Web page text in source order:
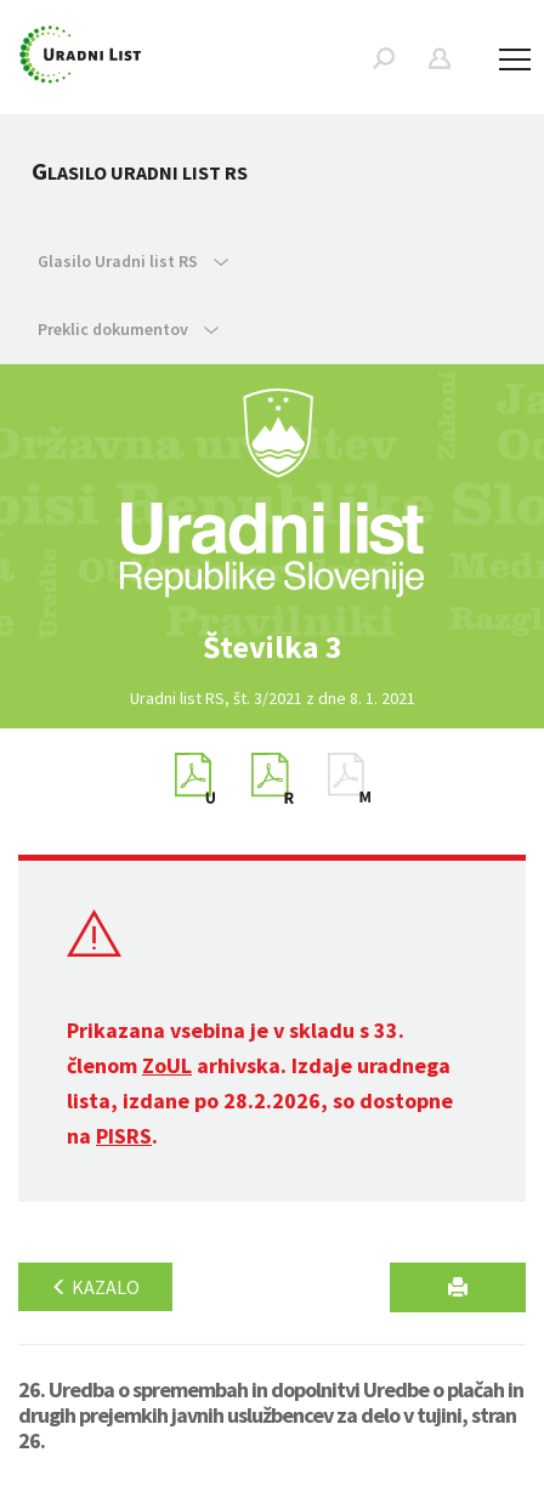
GLASILO URADNI LIST RS
Glasilo Uradni list RS
Preklic dokumentov
Številka 3
Uradni list RS, št. 3/2021 z dne 8. 1. 2021
Prikazana vsebina je v skladu s 33.
členom ZoUL arhivska. Izdaje uradnega
lista, izdane po 28.2.2026, so dostopne
na PISRS.
KAZALO
26. Uredba o spremembah in dopolnitvi Uredbe o plačah in
drugih prejemkih javnih uslužbencev za delo v tujini, stran
26.